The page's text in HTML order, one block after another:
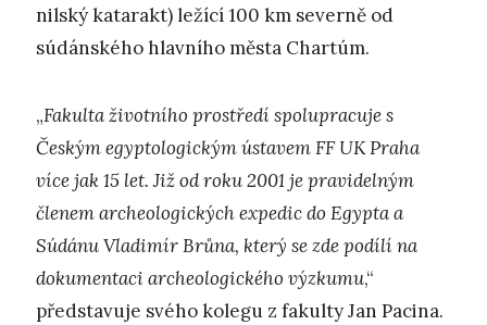
nilský katarakt) ležící 100 km severně od
súdánského hlavního města Chartúm.
„Fakulta životního prostředí spolupracuje s
Českým egyptologickým ústavem FF UK Praha
více jak 15 let. Již od roku 2001 je pravidelným
členem archeologických expedic do Egypta a
Súdánu Vladimír Brůna, který se zde podílí na
dokumentaci archeologického výzkumu,“
představuje svého kolegu z fakulty Jan Pacina.